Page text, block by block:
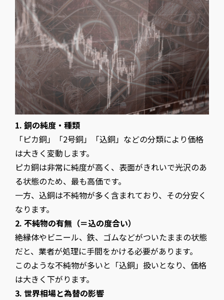
1. 銅の純度・種類
「ピカ銅」「2号銅」「込銅」などの分類により価格
は大きく変動します。
ピカ銅は非常に純度が高く、表面がきれいで光沢のあ
る状態のため、最も高価です。
一方、込銅は不純物が多く含まれており、その分安く
なります。
2. 不純物の有無（＝込の度合い）
絶縁体やビニール、鉄、ゴムなどがついたままの状態
だと、業者が処理に手間をかける必要があります。
このような不純物が多いと「込銅」扱いとなり、価格
は大きく下がります。
3. 世界相場と為替の影響